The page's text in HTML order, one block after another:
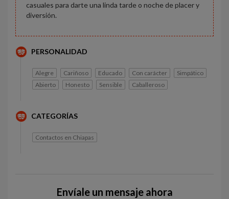
casuales para darte una linda tarde o noche de placer y
diversión.
PERSONALIDAD
Alegre Cariñoso Educado Con carácter
Simpático
Abierto
Honesto Sensible Caballeroso
CATEGORÍAS
Contactos en Chiapas
Envíale un mensaje ahora